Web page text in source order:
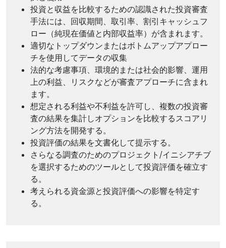
投資と収益を比較するための認識された投資審査
手法には、回収期間、取引率、割引キャッシュフ
ロー（純現在価値と内部収益率）が含まれます。
適切なトップダウンまたはボトムアップアプロー
チを使用してデータの収集
法的な考慮事項、環境的または社会的影響、運用
上の利益、リスクなどが審査アプローチに含まれ
ます。
想定される利益や不利益を許可し、複数の投資審
査の結果を集計しオプションを比較するスコアリ
ング方法を開発する。
投資評価の結果を文書化して提示する。
さらなる調査のためのプロジェクト/イニシアチブ
を選択するためのツールとして投資評価を確立す
る。
考えられる資金源と投資評価への影響を特定す
る。